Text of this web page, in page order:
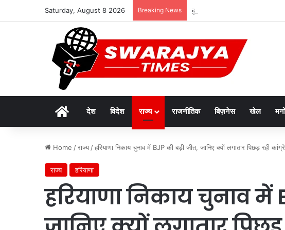
Saturday, August 8 2026 Breaking News दुर्लभ पैंगोलिन तस्करी मामले में आरोपी
Homeदेश विदेश राज्य राजनीतिक बिज़नेस खेल
Home /राज्य /हरियाणा निकाय चुनाव में BJP की बड़ी जीत, जानिए क्यों लगातार पिछड़ रही
राज्य हरियाणा
हरियाणा निकाय चुनाव में